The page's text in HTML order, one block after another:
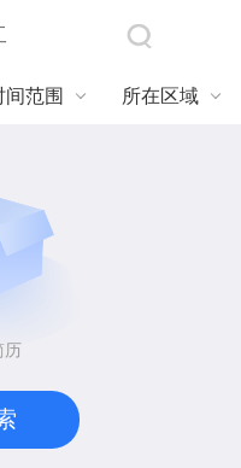
所在区域
间范围
历